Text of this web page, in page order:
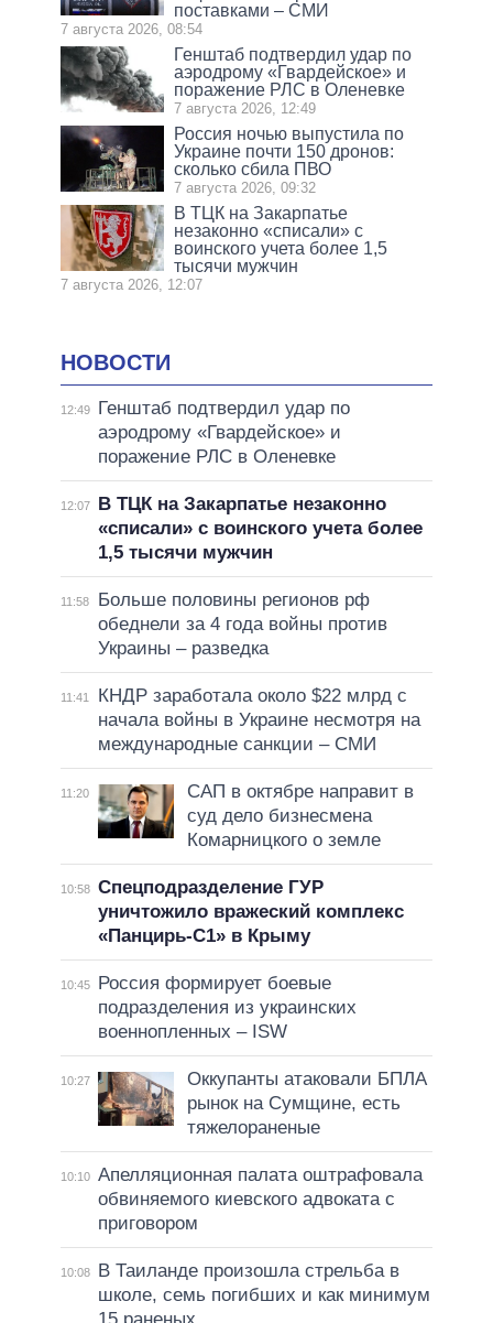
поставками – СМИ
7 августа 2026, 08:54
Генштаб подтвердил удар по
аэродрому «Гвардейское» и
поражение РЛС в Оленевке
7 августа 2026, 12:49
Россия ночью выпустила по
Украине почти 150 дронов:
сколько сбила ПВО
7 августа 2026, 09:32
В ТЦК на Закарпатье
незаконно «списали» с
воинского учета более 1,5
тысячи мужчин
7 августа 2026, 12:07
НОВОСТИ
12:49
Генштаб подтвердил удар по
аэродрому «Гвардейское» и
поражение РЛС в Оленевке
12:07
В ТЦК на Закарпатье незаконно
«списали» с воинского учета более
1,5 тысячи мужчин
11:58
Больше половины регионов рф
обеднели за 4 года войны против
Украины – разведка
11:41
КНДР заработала около $22 млрд с
начала войны в Украине несмотря на
международные санкции – СМИ
11:20
САП в октябре направит в
суд дело бизнесмена
Комарницкого о земле
10:58 Спецподразделение ГУР
уничтожило вражеский комплекс
«Панцирь-С1» в Крыму
10:45
Россия формирует боевые
подразделения из украинских
военнопленных – ISW
10:27
Оккупанты атаковали БПЛА
рынок на Сумщине, есть
тяжелораненые
10:10 Апелляционная палата оштрафовала
обвиняемого киевского адвоката с
приговором
10:08
В Таиланде произошла стрельба в
школе, семь погибших и как минимум